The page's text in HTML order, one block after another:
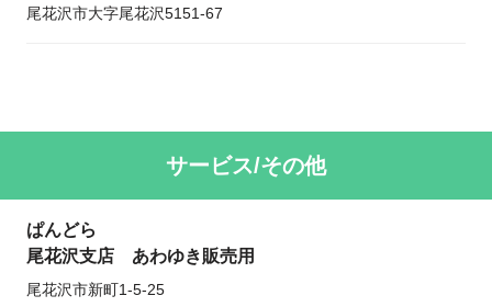
尾花沢市大字尾花沢5151-67
サービス/その他
ぱんどら
尾花沢支店 あわゆき販売用
尾花沢市新町1-5-25